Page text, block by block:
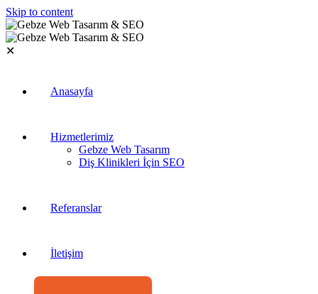
Skip to content
✕
Anasayfa
Hizmetlerimiz
Gebze Web Tasarım
Diş Klinikleri İçin SEO
Referanslar
İletişim